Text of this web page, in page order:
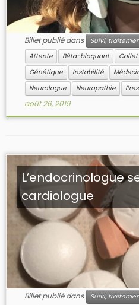
Billet publié dans Suivi,
Attente Bêta-bloquant
Génétique
Instabilité
Neurologue
Neuropathie
août 26, 2019
L’endocrinologue
cardiologue
Billet publié dans Suivi,